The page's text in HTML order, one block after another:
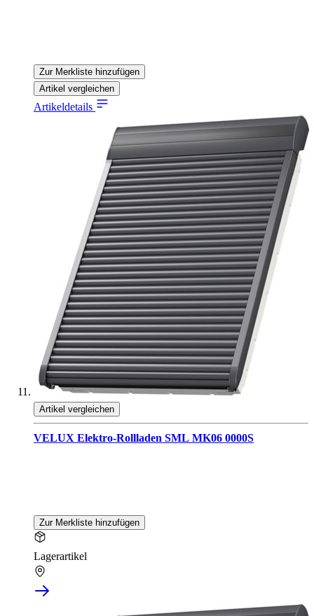
Zur Merkliste hinzufügen
Artikel vergleichen
Artikeldetails
Artikel vergleichen
VELUX Elektro-Rollladen SML MK06 0000S
Zur Merkliste hinzufügen
Lagerartikel